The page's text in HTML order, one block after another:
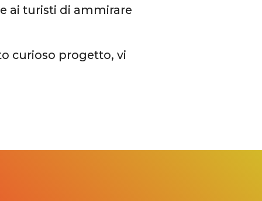
ai turisti di ammirare
curioso progetto, vi